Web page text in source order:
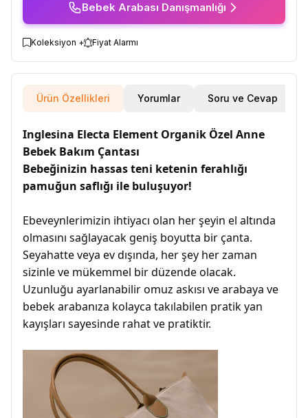
Bebek Arabası Danışmanlığı
Koleksiyon + Fiyat Alarmı
Ürün Özellikleri Yorumlar Soru ve Cevap
Inglesina Electa Element Organik Özel Anne
Bebek Bakım Çantası
Bebeğinizin hassas teni ketenin ferahlığı
pamuğun saflığı ile buluşuyor!
Ebeveynlerimizin ihtiyacı olan her şeyin el altında
olmasını sağlayacak geniş boyutta bir çanta.
Seyahatte veya ev dışında, her şey her zaman
sizinle ve mükemmel bir düzende olacak.
Uzunluğu ayarlanabilir omuz askısı ve arabaya ve
bebek arabanıza kolayca takılabilen pratik yan
kayışları sayesinde rahat ve pratiktir.